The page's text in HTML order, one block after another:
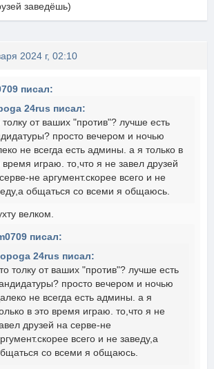
заведёшь)
2024 г, 02:10
писал:
24rus писал:
толку от ваших "против"? лучше есть
просто вечером и ночью
не всегда есть админы. а я только в
время играю. то,что я не завел друзей
не аргумент.скорее всего и не
общаться со всеми я общаюсь.
велком.
писал:
24rus писал:
толку от ваших "против"? лучше есть
просто вечером и ночью
не всегда есть админы. а я
в это время играю. то,что я не
друзей на серве-не
всего и не заведу,а
со всеми я общаюсь.